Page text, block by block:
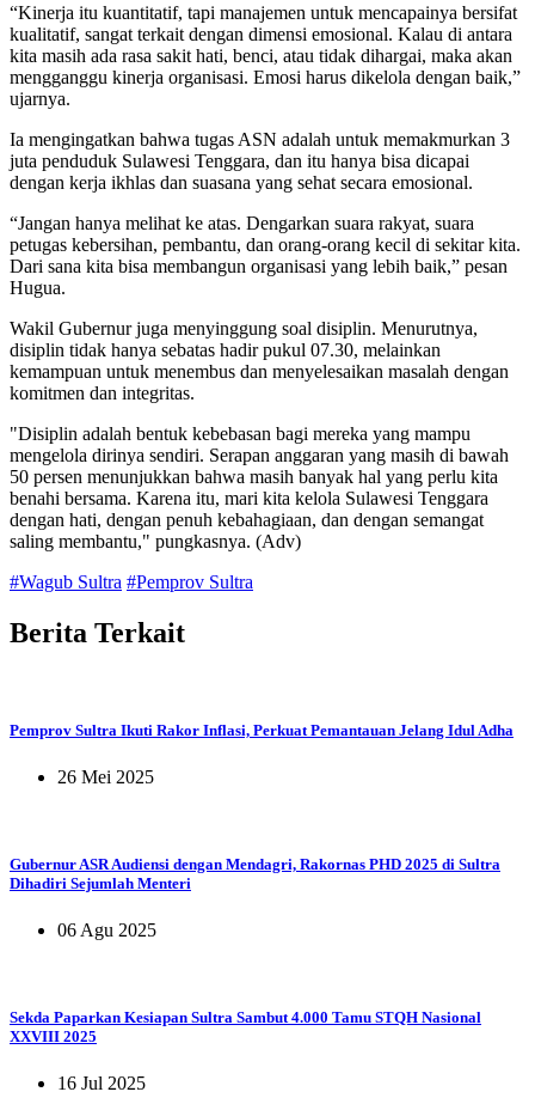
“Kinerja itu kuantitatif, tapi manajemen untuk mencapainya bersifat
kualitatif, sangat terkait dengan dimensi emosional. Kalau di antara
kita masih ada rasa sakit hati, benci, atau tidak dihargai, maka akan
mengganggu kinerja organisasi. Emosi harus dikelola dengan baik,”
ujarnya.
Ia mengingatkan bahwa tugas ASN adalah untuk memakmurkan 3
juta penduduk Sulawesi Tenggara, dan itu hanya bisa dicapai
dengan kerja ikhlas dan suasana yang sehat secara emosional.
“Jangan hanya melihat ke atas. Dengarkan suara rakyat, suara
petugas kebersihan, pembantu, dan orang-orang kecil di sekitar kita.
Dari sana kita bisa membangun organisasi yang lebih baik,” pesan
Hugua.
Wakil Gubernur juga menyinggung soal disiplin. Menurutnya,
disiplin tidak hanya sebatas hadir pukul 07.30, melainkan
kemampuan untuk menembus dan menyelesaikan masalah dengan
komitmen dan integritas.
"Disiplin adalah bentuk kebebasan bagi mereka yang mampu
mengelola dirinya sendiri. Serapan anggaran yang masih di bawah
50 persen menunjukkan bahwa masih banyak hal yang perlu kita
benahi bersama. Karena itu, mari kita kelola Sulawesi Tenggara
dengan hati, dengan penuh kebahagiaan, dan dengan semangat
saling membantu," pungkasnya. (Adv)
#Wagub Sultra #Pemprov Sultra
Berita Terkait
Pemprov Sultra Ikuti Rakor Inflasi, Perkuat Pemantauan Jelang Idul Adha
26 Mei 2025
Gubernur ASR Audiensi dengan Mendagri, Rakornas PHD 2025 di Sultra
Dihadiri Sejumlah Menteri
06 Agu 2025
Sekda Paparkan Kesiapan Sultra Sambut 4.000 Tamu STQH Nasional
XXVIII 2025
16 Jul 2025